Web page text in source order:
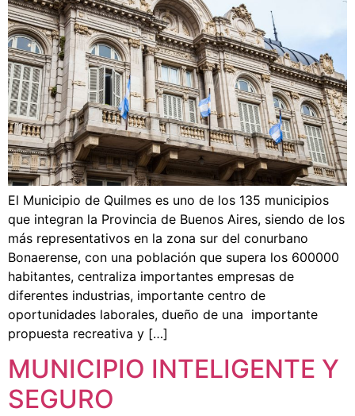
El Municipio de Quilmes es uno de los 135 municipios
que integran la Provincia de Buenos Aires, siendo de los
más representativos en la zona sur del conurbano
Bonaerense, con una población que supera los 600000
habitantes, centraliza importantes empresas de
diferentes industrias, importante centro de
oportunidades laborales, dueño de una importante
propuesta recreativa y […]
MUNICIPIO INTELIGENTE Y
SEGURO